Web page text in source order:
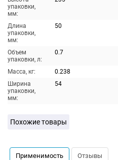
упаковки,
мм:
Длина
упаковки,
мм:
50
Объем
упаковки, л:
0.7
Масса, кг:
0.238
Ширина
упаковки,
мм:
54
Похожие товары
Применимость Отзывы